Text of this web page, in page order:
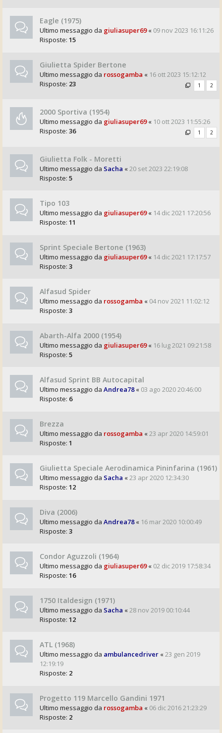
Eagle (1975)
Ultimo messaggio da giuliasuper69« 09 nov 2023 16:11:26
Risposte: 15
Giulietta Spider Bertone
Ultimo messaggio da rossogamba « 16 ott 2023 15:12:12
Risposte: 23 1 2
2000 Sportiva (1954)
Ultimo messaggio da giuliasuper69« 10 ott 2023 11:55:26
Risposte: 36 1 2
Giulietta Folk - Moretti
Ultimo messaggio da Sacha «20 set 2023 22:19:08
Risposte: 5
Tipo 103
Ultimo messaggio da giuliasuper69« 14 dic 2021 17:20:56
Risposte: 11
Sprint Speciale Bertone (1963)
Ultimo messaggio da giuliasuper69« 14 dic 2021 17:17:57
Risposte: 3
Alfasud Spider
Ultimo messaggio da rossogamba « 04 nov 2021 11:02:12
Risposte: 3
Abarth-Alfa 2000 (1954)
Ultimo messaggio da giuliasuper69« 16 lug 2021 09:21:58
Risposte: 5
Alfasud Sprint BB Autocapital
Ultimo messaggio da Andrea78« 03 ago 2020 20:46:00
Risposte: 6
Brezza
Ultimo messaggio da rossogamba «23 apr 2020 14:59:01
Risposte: 1
Giulietta Speciale Aerodinamica Pininfarina (1961)
Ultimo messaggio da Sacha «23 apr 2020 12:34:30
Risposte: 12
Diva (2006)
Ultimo messaggio da Andrea78« 16 mar 2020 10:00:49
Risposte: 3
Condor Aguzzoli (1964)
Ultimo messaggio da giuliasuper69« 02 dic 2019 17:58:34
Risposte: 16
1750 Italdesign (1971)
Ultimo messaggio da Sacha «28 nov 2019 00:10:44
Risposte: 12
ATL (1968)
Ultimo messaggio da ambulancedriver «23 gen 2019
12:19:19
Risposte: 2
Progetto 119 Marcello Gandini 1971
Ultimo messaggio da rossogamba « 06 dic 2016 21:23:29
Risposte: 2